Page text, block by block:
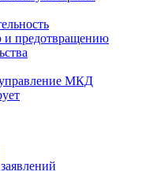
предотвращению
МКД